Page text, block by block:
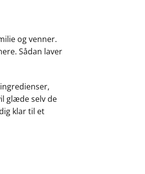
og venner.
Sådan laver
glæde selv de
klar til et